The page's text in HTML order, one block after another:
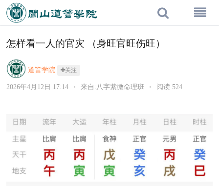
怎样看一人的官灾 （身旺官旺伤旺）
道䇾学院 关注
2026年4月12日 17:14 • 来自:八字紫微命理班 • 阅读 524